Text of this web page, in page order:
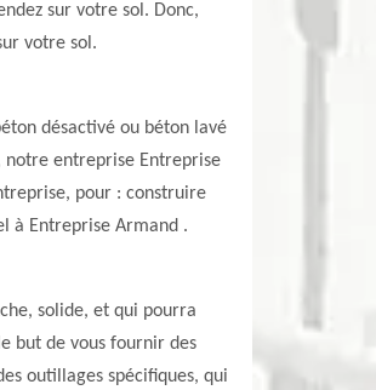
sur votre sol. Donc,
votre sol.
désactivé ou béton lavé
notre entreprise Entreprise
pour : construire
à Entreprise Armand .
solide, et qui pourra
but de vous fournir des
outillages spécifiques, qui